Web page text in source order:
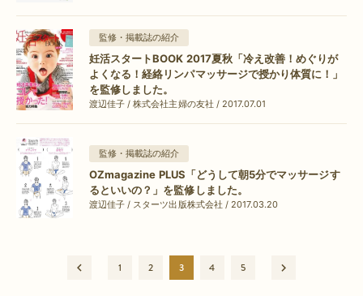
監修・掲載誌の紹介
妊活スタートBOOK 2017夏秋「冷え改善！めぐりが
よくなる！経絡リンパマッサージで授かり体質に！」
を監修しました。
渡辺佳子 / 株式会社主婦の友社 / 2017.07.01
監修・掲載誌の紹介
OZmagazine PLUS「どうして朝5分でマッサージす
るといいの？」を監修しました。
渡辺佳子 / スターツ出版株式会社 / 2017.03.20
1 2 3 4 5